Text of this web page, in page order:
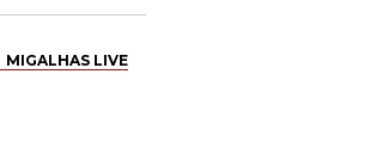
MIGALHAS LIVE